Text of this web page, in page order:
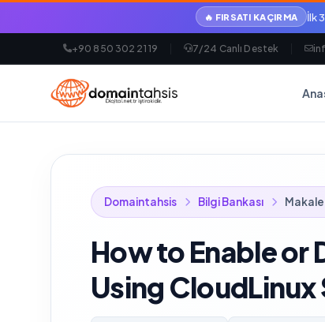
🔥 FIRSATI KAÇIRMA İlk
+90 850 302 21 19 7/24 Canlı Destek
Domaintahsis Bilgi Bankası
How to Enable
Using